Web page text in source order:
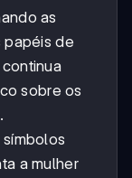
as
papéis de
sobre os
a mulher